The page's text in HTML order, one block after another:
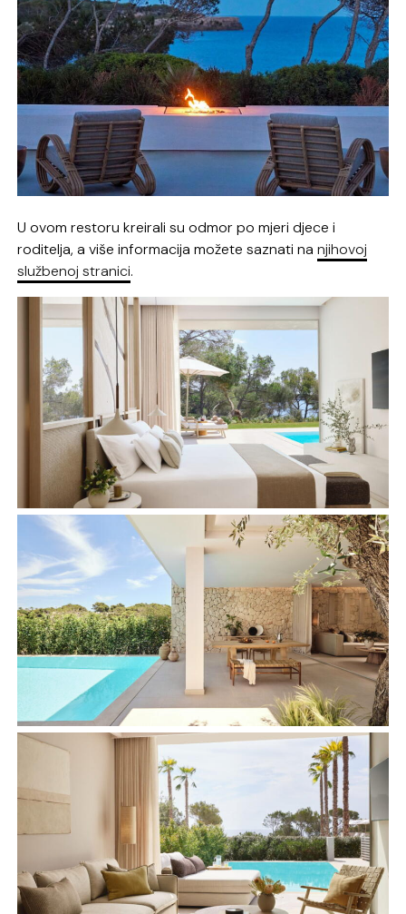
U ovom restoru kreirali su odmor po mjeri djece i
roditelja, a više informacija možete saznati nanjihovoj
službenoj stranici.